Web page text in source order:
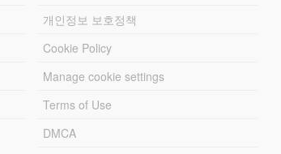
개인정보 보호정책
Cookie Policy
Manage cookie settings
Terms of Use
DMCA